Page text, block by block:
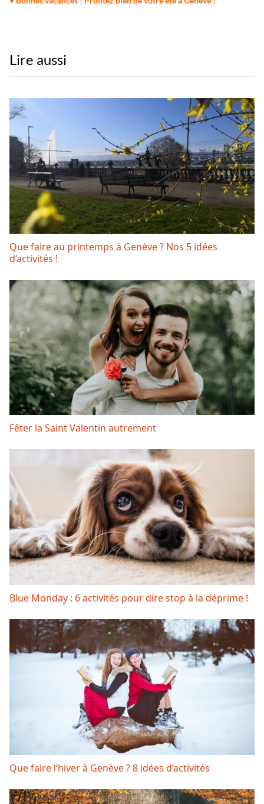
Lire aussi
Que faire au printemps à Genève ? Nos 5 idées
d’activités !
Fêter la Saint Valentin autrement
Blue Monday : 6 activités pour dire stop à la déprime !
Que faire l’hiver à Genève ? 8 idées d’activités